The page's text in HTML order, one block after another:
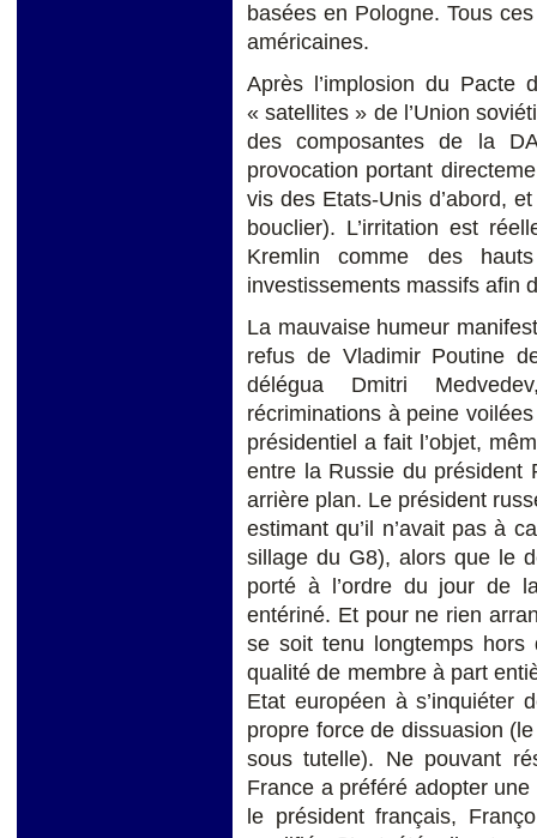
basées en Pologne. Tous
américaines.
Après l’implosion du Pacte
« satellites » de l’Union
des composantes de la
provocation portant
vis des Etats-Unis d’abord,
bouclier). L’irritation est
Kremlin comme des
investissements massifs afin
La mauvaise humeur
refus de Vladimir Poutine
délégua Dmitri
récriminations à peine
présidentiel a fait l’objet,
entre la Russie du président
arrière plan. Le président
estimant qu’il n’avait pas à
sillage du G8), alors que le
porté à l’ordre du jour de
entériné. Et pour ne rien
se soit tenu longtemps hors
qualité de membre à part
Etat européen à s’inquiéter
propre force de dissuasion
sous tutelle). Ne pouvant
France a préféré adopter
le président français,